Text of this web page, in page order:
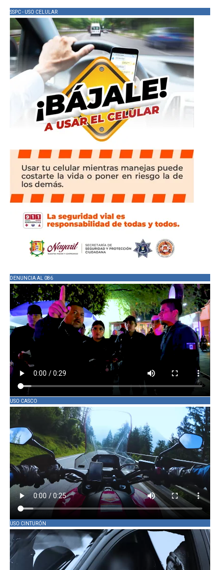
SSPC - USO CELULAR
DENUNCIA AL 086
USO CASCO
USO CINTURÓN